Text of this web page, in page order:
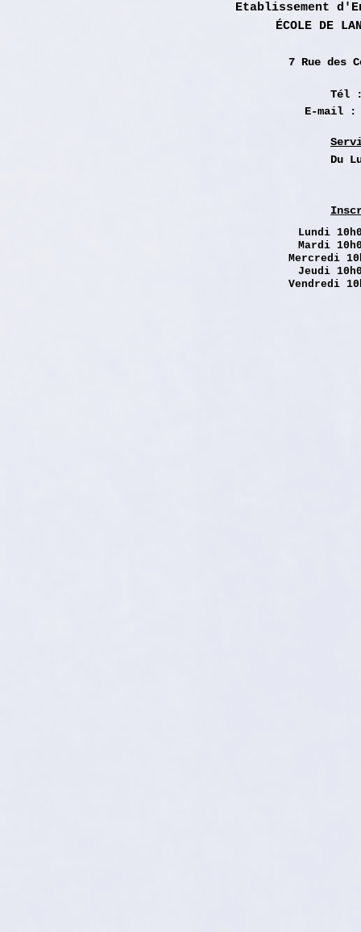
Etablissement
ÉCOLE DE
7 Rue des
Tél
E-mail
Du
Lundi
Mardi
Mercredi
Jeudi
Vendredi